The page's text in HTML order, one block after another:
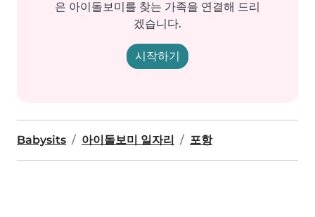
은 아이돌보미를 찾는 가족을 연결해 드리
겠습니다.
시작하기
Babysits 아이돌보미 일자리 포항